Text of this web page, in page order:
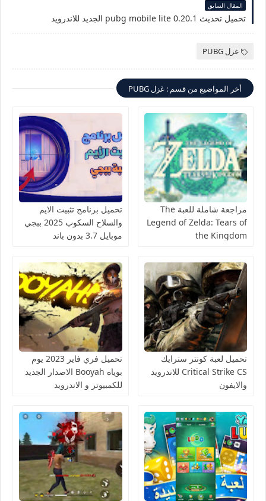
المقال السابق
تحميل تحديث pubg mobile lite 0.20.1 الجديد للاندرويد
غزل PUBG
أخر المواضيع من قسم : غزل PUBG
مراجعة شاملة للعبة The
Legend of Zelda: Tears of
the Kingdom
تحميل برنامج تثبيت الايم
والسلاح السكوب 2025 ببجي
موبايل 3.7 بدون باند
تحميل لعبة كونتر سترايك
Critical Strike CS للاندرويد
والايفون
تحميل فري فاير 2023 يوم
بوياه Booyah الاصدار الجديد
للكمبيوتر و الاندرويد